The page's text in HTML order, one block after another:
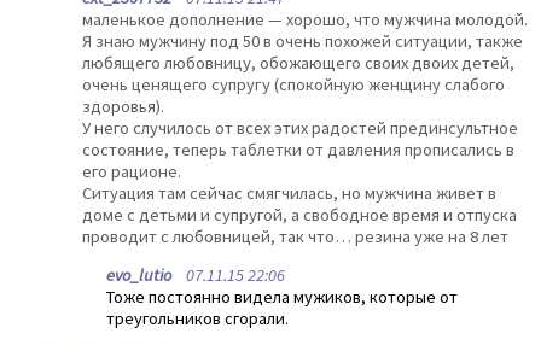
маленькое дополнение — хорошо, что мужчина молодой.
Я знаю мужчину под 50 в очень похожей ситуации, также
любящего любовницу, обожающего своих двоих детей,
очень ценящего супругу (спокойную женщину слабого
здоровья).
У него случилось от всех этих радостей прединсультное
состояние, теперь таблетки от давления прописались в
его рационе.
Ситуация там сейчас смягчилась, но мужчина живет в
доме с детьми и супругой, а свободное время и отпуска
проводит с любовницей, так что… резина уже на 8 лет
evo_lutio07.11.15 22:06
Тоже постоянно видела мужиков, которые от
треугольников сгорали.